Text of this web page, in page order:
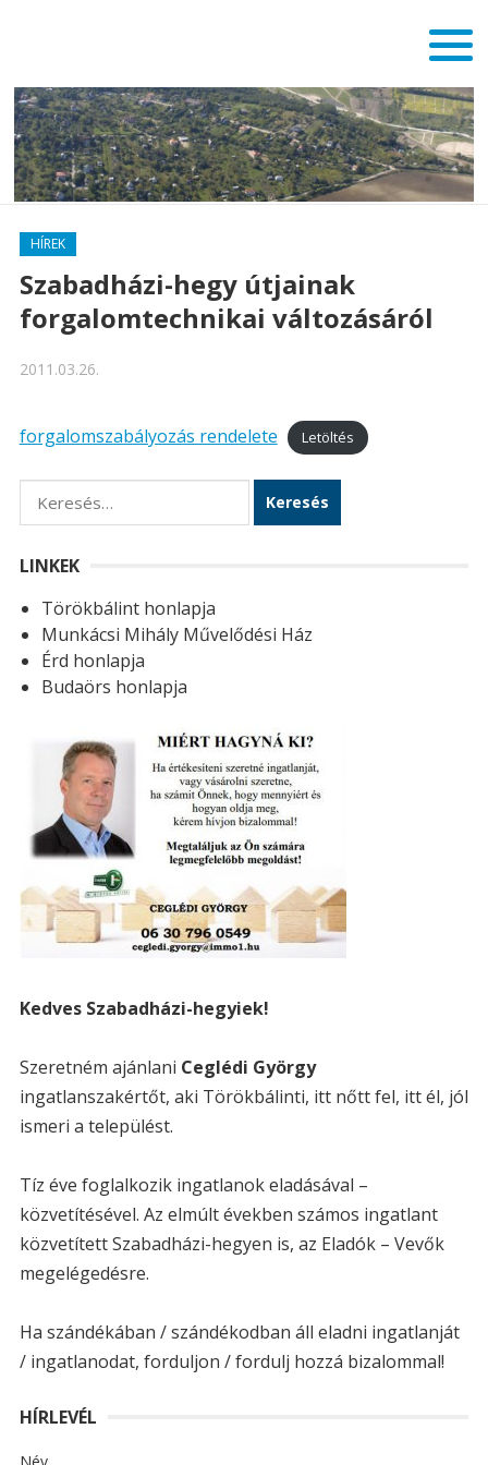
HÍREK
Szabadházi-hegy útjainak
forgalomtechnikai változásáról
2011.03.26.
forgalomszabályozás rendelete Letöltés
e
s
é
s
LINKEK
Törökbálint honlapja
Munkácsi Mihály Művelődési Ház
Érd honlapja
Budaörs honlapja
Kedves Szabadházi-hegyiek!
Szeretném ajánlani Ceglédi György
ingatlanszakértőt, aki Törökbálinti, itt nőtt fel, itt él, jól
ismeri a települést.
Tíz éve foglalkozik ingatlanok eladásával –
közvetítésével. Az elmúlt években számos ingatlant
közvetített Szabadházi-hegyen is, az Eladók – Vevők
megelégedésre.
Ha szándékában / szándékodban áll eladni ingatlanját
/ ingatlanodat, forduljon / fordulj hozzá bizalommal!
HÍRLEVÉL